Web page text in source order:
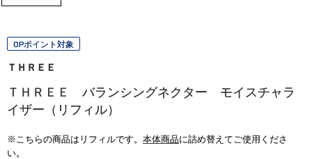
OPポイント対象
ＴＨＲＥＥ
ＴＨＲＥＥ バランシングネクター モイスチャラ
イザー（リフィル）
※こちらの商品はリフィルです。 本体商品に詰め替えてご使用くださ
い。